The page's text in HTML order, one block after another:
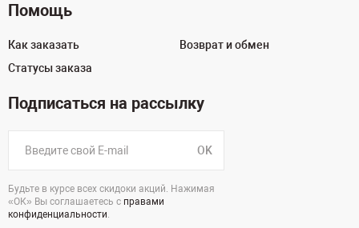
Помощь
Как заказать
Статусы заказа
Возврат и обмен
Подписаться на рассылку
OK
Будьте в курсе всех скидоки акций. Нажимая
«ОК» Вы соглашаетесь с правами
конфиденциальности.